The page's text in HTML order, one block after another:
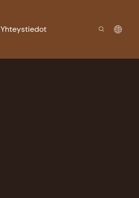
Yhteystiedot